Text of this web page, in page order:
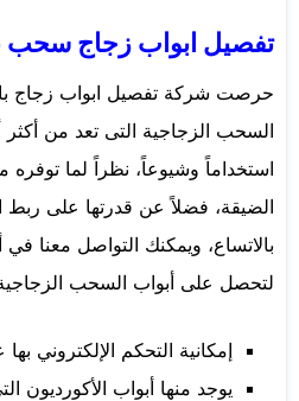
تفصيل ابواب زجاج سحب
حرصت شركة تفصيل ابواب زجاج
السحب الزجاجية التى تعد من أكثر
استخداماً وشيوعاً، نظراً لما توفره
الضيقة، فضلاً عن قدرتها على
بالاتساع، ويمكنك التواصل معنا
لتحصل على أبواب السحب الزجاجية
إمكانية التحكم الإلكتروني
يوجد منها أبواب الأكورديون